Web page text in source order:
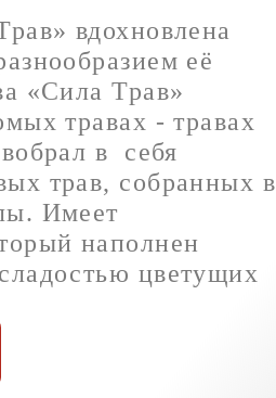
вдохновлена
её
«Сила Трав»
травах - травах
в себя
трав, собранных в
Имеет
наполнен
цветущих